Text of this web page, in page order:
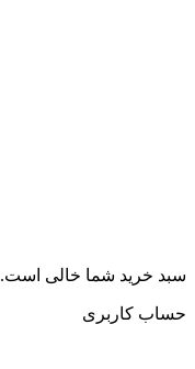
سبد خرید شما خالی است.
حساب کاربری